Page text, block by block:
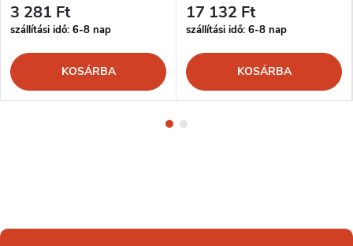
3 281 Ft
szállítási idő: 6-8 nap
KOSÁRBA
17 132 Ft
szállítási idő: 6-8 nap
KOSÁRBA